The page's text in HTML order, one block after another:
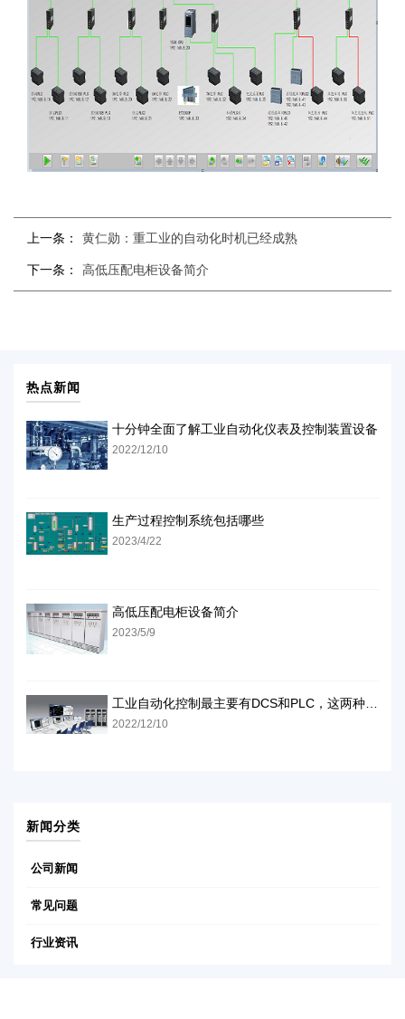
上一条： 黄仁勋：重工业的自动化时机已经成熟
下一条： 高低压配电柜设备简介
热点新闻
十分钟全面了解工业自动化仪表及控制装置设备
2022/12/10
生产过程控制系统包括哪些
2023/4/22
高低压配电柜设备简介
2023/5/9
2022/12/10
新闻分类
公司新闻
常见问题
行业资讯